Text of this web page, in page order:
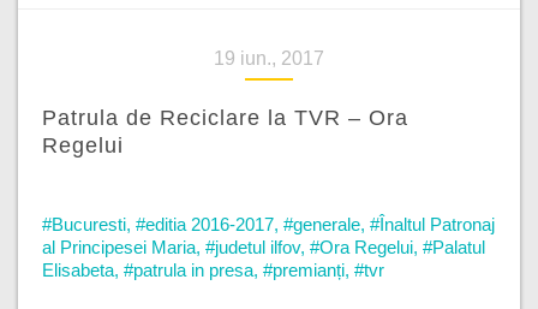
19 iun., 2017
Patrula de Reciclare la TVR – Ora
Regelui
#Bucuresti, #editia 2016-2017, #generale, #Înaltul Patronaj
al Principesei Maria, #judetul ilfov, #Ora Regelui, #Palatul
Elisabeta, #patrula in presa, #premianți, #tvr